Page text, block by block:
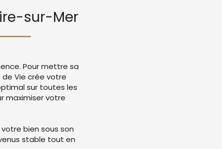
sur-Mer
Pour mettre sa
Vie crée votre
sur toutes les
maximiser votre
bien sous son
stable tout en